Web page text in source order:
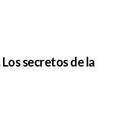
secretos de la